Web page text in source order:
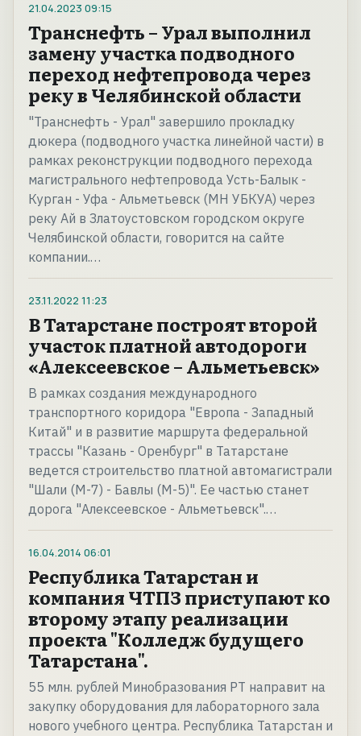
21.04.2023 09:15
Транснефть – Урал выполнил
замену участка подводного
переход нефтепровода через
реку в Челябинской области
"Транснефть - Урал" завершило прокладку
дюкера (подводного участка линейной части) в
рамках реконструкции подводного перехода
магистрального нефтепровода Усть-Балык -
Курган - Уфа - Альметьевск (МН УБКУА) через
реку Ай в Златоустовском городском округе
Челябинской области, говорится на сайте
компании.…
23.11.2022 11:23
В Татарстане построят второй
участок платной автодороги
«Алексеевское – Альметьевск»
В рамках создания международного
транспортного коридора "Европа - Западный
Китай" и в развитие маршрута федеральной
трассы "Казань - Оренбург" в Татарстане
ведется строительство платной автомагистрали
"Шали (М-7) - Бавлы (М-5)". Ее частью станет
дорога "Алексеевское - Альметьевск".…
16.04.2014 06:01
Республика Татарстан и
компания ЧТПЗ приступают ко
второму этапу реализации
проекта "Колледж будущего
Татарстана".
55 млн. рублей Минобразования РТ направит на
закупку оборудования для лабораторного зала
нового учебного центра. Республика Татарстан и